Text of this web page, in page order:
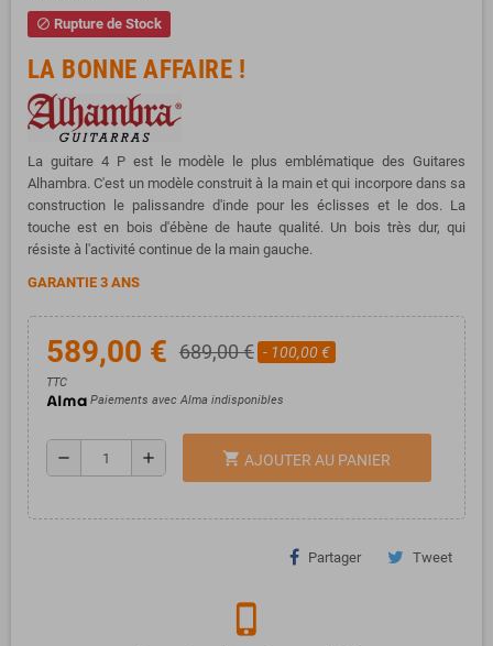
block Rupture de Stock
LA BONNE AFFAIRE !
La guitare 4 P est le modèle le plus emblématique des Guitares
Alhambra. C'est un modèle construit à la main et qui incorpore dans sa
construction le palissandre d'inde pour les éclisses et le dos. La
touche est en bois d'ébène de haute qualité. Un bois très dur, qui
résiste à l'activité continue de la main gauche.
GARANTIE 3 ANS
589,00 € 689,00 € - 100,00 €
TTC
Paiements avec Alma indisponibles
remove add shopping_cart AJOUTER AU PANIER
Partager Tweet
phone_iphone